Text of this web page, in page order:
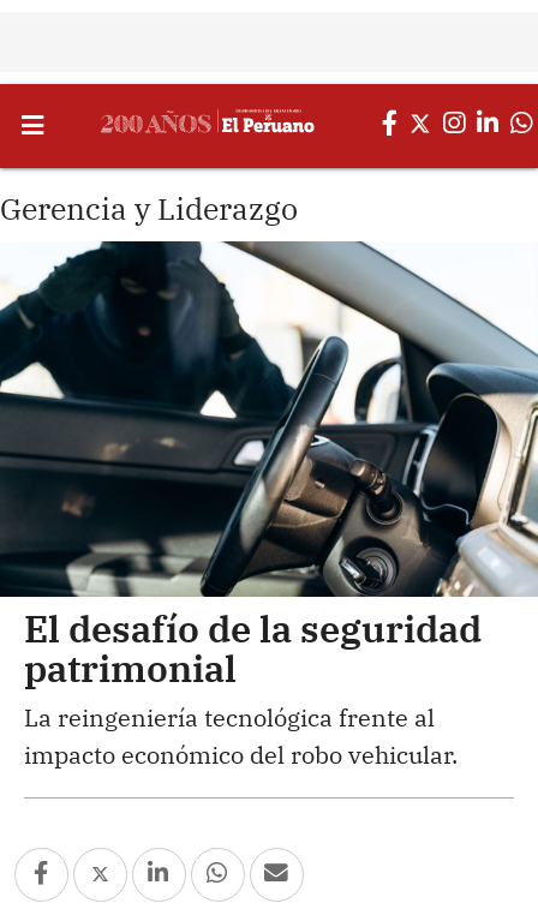
Gerencia y Liderazgo
El desafío de la seguridad
patrimonial
La reingeniería tecnológica frente al
impacto económico del robo vehicular.